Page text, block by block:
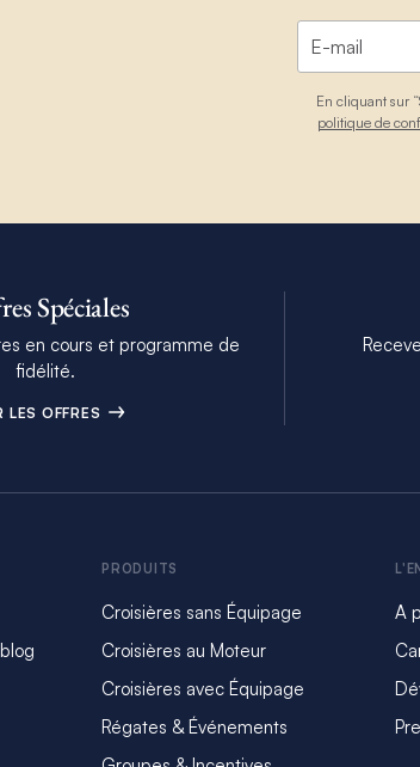
En cliquant sur
politique de
Spéciales
en cours et programme de
fidélité.
LES OFFRES
PRODUITS
Croisières sans Équipage
Croisières au Moteur
Croisières avec Équipage
Régates & Événements
A